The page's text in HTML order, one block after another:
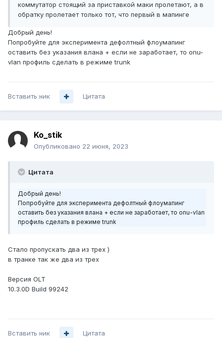
коммутатор стоящий за приставкой маки пролетают, а в
обратку пролетает только тот, что первый в мапинге
Добрый день!
Попробуйте для эксперимента дефолтный флоумапинг
оставить без указания влана + если не заработает, то onu-
vlan профиль сделать в режиме trunk
Вставить ник Цитата
Ko_stik
Опубликовано 22 июня, 2023
Цитата
Добрый день!
Попробуйте для эксперимента дефолтный флоумапинг
оставить без указания влана + если не заработает, то onu-vlan
профиль сделать в режиме trunk
Стало пропускать два из трех )
в транке так же два из трех
Версия OLT
10.3.0D Build 99242
Вставить ник Цитата